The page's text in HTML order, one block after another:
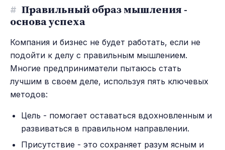
# Правильный образ мышления -
основа успеха
Компания и бизнес не будет работать, если не
подойти к делу с правильным мышлением.
Многие предприниматели пытаюсь стать
лучшим в своем деле, используя пять ключевых
методов:
Цель - помогает оставаться вдохновленным и
развиваться в правильном направлении.
Присутствие - это сохраняет разум ясным и